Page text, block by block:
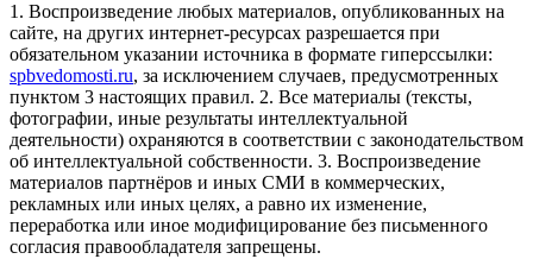
1. Воспроизведение любых материалов, опубликованных на
сайте, на других интернет-ресурсах разрешается при
обязательном указании источника в формате гиперссылки:
spbvedomosti.ru, за исключением случаев, предусмотренных
пунктом 3 настоящих правил. 2. Все материалы (тексты,
фотографии, иные результаты интеллектуальной
деятельности) охраняются в соответствии с законодательством
об интеллектуальной собственности. 3. Воспроизведение
материалов партнёров и иных СМИ в коммерческих,
рекламных или иных целях, а равно их изменение,
переработка или иное модифицирование без письменного
согласия правообладателя запрещены.